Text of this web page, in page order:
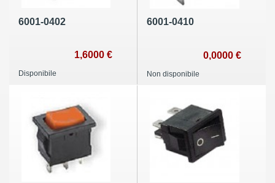
6001-0402
1,6000 €
Disponibile
6001-0410
0,0000 €
Non disponibile